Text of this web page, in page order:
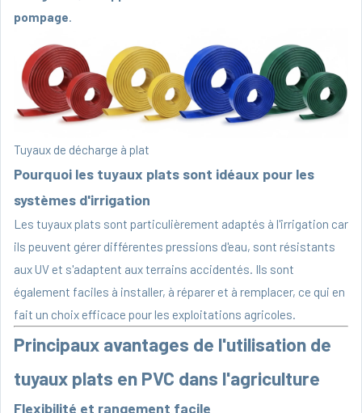
pompage.
Tuyaux de décharge à plat
Pourquoi les tuyaux plats sont idéaux pour les
systèmes d'irrigation
Les tuyaux plats sont particulièrement adaptés à l'irrigation car
ils peuvent gérer différentes pressions d'eau, sont résistants
aux UV et s'adaptent aux terrains accidentés. Ils sont
également faciles à installer, à réparer et à remplacer, ce qui en
fait un choix efficace pour les exploitations agricoles.
Principaux avantages de l'utilisation de
tuyaux plats en PVC dans l'agriculture
Flexibilité et rangement facile